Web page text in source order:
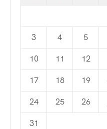
3 4 5
10 11 12
17 18 19
24 25 26
31